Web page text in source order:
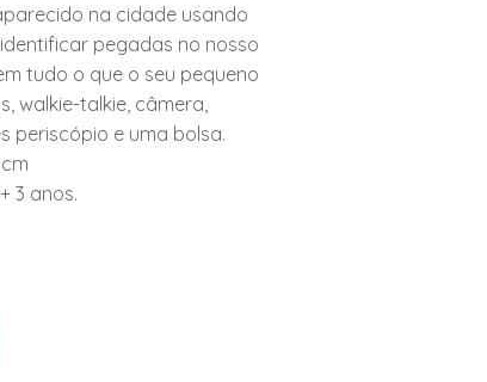
na cidade usando
pegadas no nosso
tudo o que o seu pequeno
walkie-talkie, câmera,
periscópio e uma bolsa.
cm
+ 3 anos.